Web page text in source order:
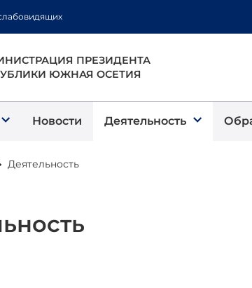
ПРЕЗИДЕНТА
ЮЖНАЯ ОСЕТИЯ
Новости Деятельность
Деятельность